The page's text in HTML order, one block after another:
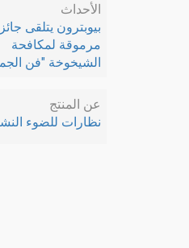
الأحداث
بيوبترون يتلقى
مرموقة لمكافحة
الشيخوخة "فن
عن المنتج
نظارات للضوء